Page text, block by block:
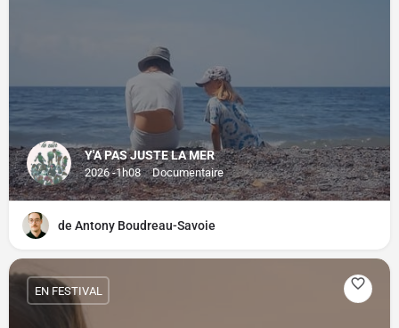
Y'A PAS JUSTE LA MER
2026 -1h08 Documentaire
de Antony Boudreau-Savoie
EN FESTIVAL